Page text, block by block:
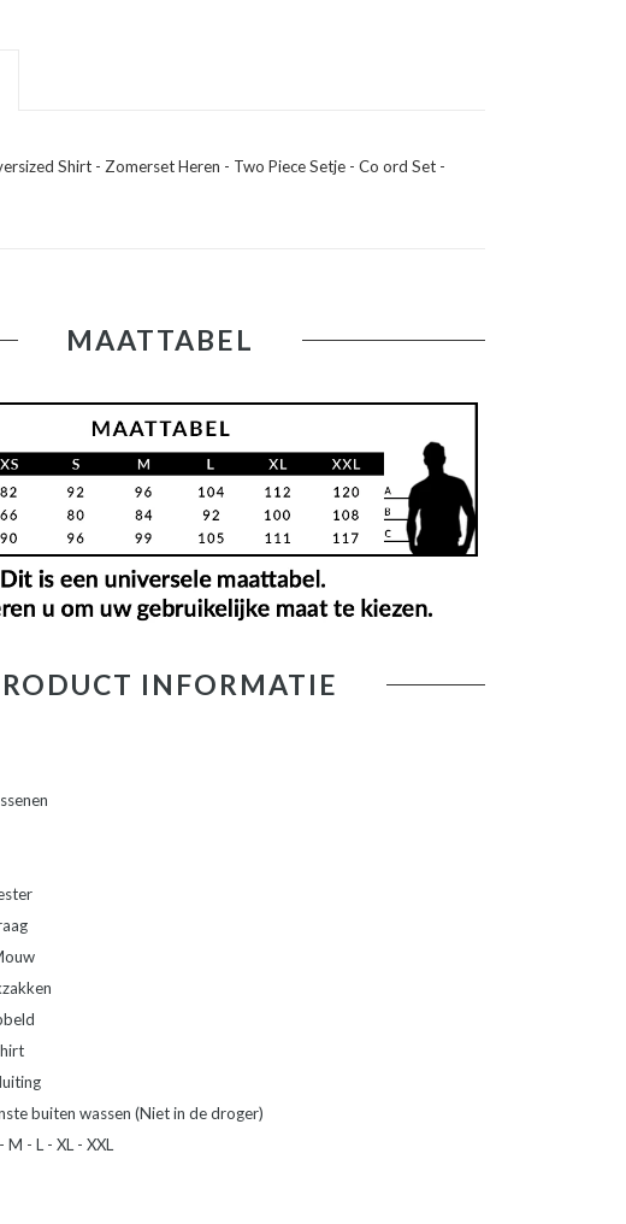
Shirt - Zomerset Heren - Two Piece Setje - Co ord Set -
MAATTABEL
INFORMATIE
buiten wassen (Niet in de droger)
- L - XL - XXL